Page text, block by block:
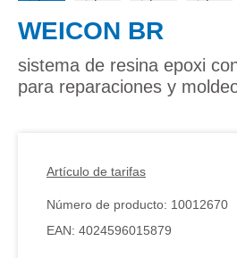
WEICON BR
sistema de resina epoxi
para reparaciones y
Artículo de tarifas
Número de producto: 10012670
EAN: 4024596015879